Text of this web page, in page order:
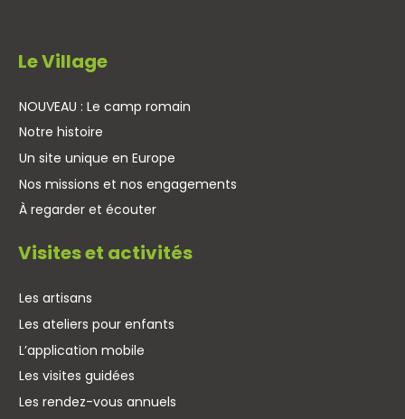
Le Village
NOUVEAU : Le camp romain
Notre histoire
Un site unique en Europe
Nos missions et nos engagements
À regarder et écouter
Visites et activités
Les artisans
Les ateliers pour enfants
L’application mobile
Les visites guidées
Les rendez-vous annuels